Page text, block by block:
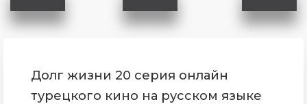
Долг жизни 20 серия онлайн
турецкого кино на русском языке